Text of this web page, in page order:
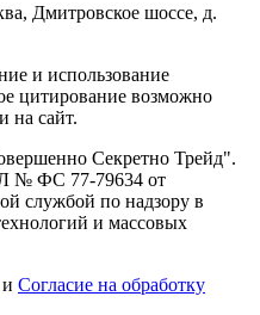
Дмитровское шоссе, д.
и использование
цитирование возможно
на сайт.
Секретно Трейд".
№ ФС 77-79634 от
службой по надзору в
и массовых
и Согласие на обработку